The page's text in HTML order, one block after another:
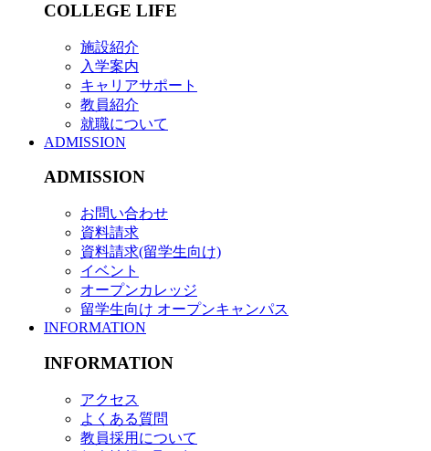
COLLEGE LIFE
施設紹介
入学案内
キャリアサポート
教員紹介
就職について
ADMISSION
ADMISSION
お問い合わせ
資料請求
資料請求(留学生向け)
イベント
オープンカレッジ
留学生向け オープンキャンパス
INFORMATION
INFORMATION
アクセス
よくある質問
教員採用について